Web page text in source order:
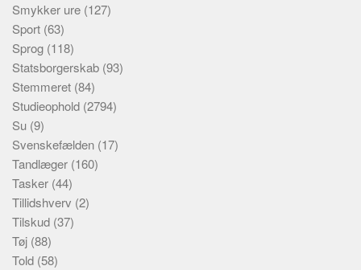
Smykker ure (127)
Sport (63)
Sprog (118)
Statsborgerskab (93)
Stemmeret (84)
Studieophold (2794)
Su (9)
Svenskefælden (17)
Tandlæger (160)
Tasker (44)
Tillidshverv (2)
Tilskud (37)
Tøj (88)
Told (58)